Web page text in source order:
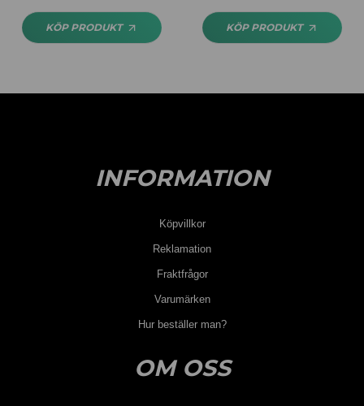
KÖP PRODUKT KÖP PRODUKT
INFORMATION
Köpvillkor
Reklamation
Fraktfrågor
Varumärken
Hur beställer man?
OM OSS